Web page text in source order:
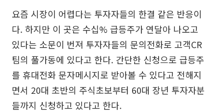
요즘 시장이 어렵다는 투자자들의 한결 같은 반응이
다. 하지만 이 곳은 수십% 급등주가 연달아 나오고
있다는 소문이 번져 투자자들의 문의전화로 고객CR
팀의 풀가동에 있다고 한다. 간단한 신청으로 급등주
를 휴대전화 문자메시지로 받아볼 수 있다고 전해지
면서 20대 초반의 주식초보부터 60대 장년 투자자분
들까지 신청하고 있다고 한다.